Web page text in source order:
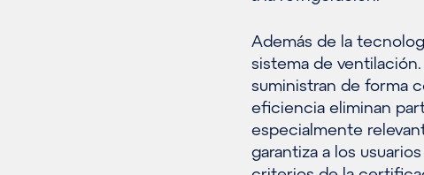
Además de la
sistema de
suministran de forma
eficiencia eliminan
especialmente
garantiza a los